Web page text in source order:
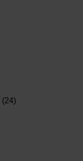
(24)